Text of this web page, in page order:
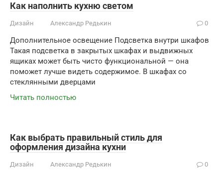
Как наполнить кухню светом
Дизайн Александр Редькин 0
Дополнительное освещение Подсветка внутри шкафов
Такая подсветка в закрытых шкафах и выдвижных
ящиках может быть чисто функциональной — она
поможет лучше видеть содержимое. В шкафах со
стеклянными дверцами
Читать полностью
Как выбрать правильный стиль для
оформления дизайна кухни
Дизайн Александр Редькин 0